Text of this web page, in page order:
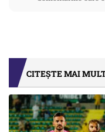
CITEȘTE MAI